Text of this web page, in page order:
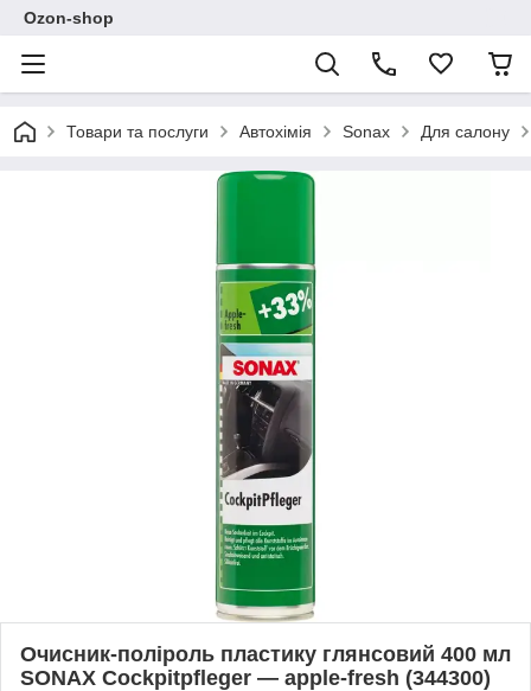
Ozon-shop
Товари та послуги Автохімія Sonax Для салону
Очисник-поліроль пластику глянсовий 400 мл
SONAX Cockpitpfleger — apple-fresh (344300)